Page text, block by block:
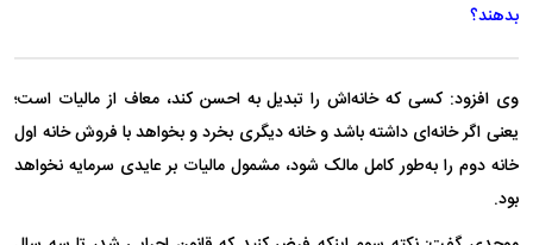
بدهند؟
وی افزود: کسی که خانه‌اش را تبدیل به احسن کند، معاف از مالیات است؛
یعنی اگر خانه‌ای داشته باشد و خانه دیگری بخرد و بخواهد با فروش خانه اول
خانه دوم را به‌طور کامل مالک شود، مشمول مالیات بر عایدی سرمایه نخواهد
بود.